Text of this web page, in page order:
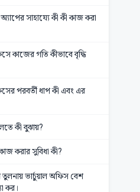
সাহায্যে কী কী কাজ করা
কাজের গতি কীভাবে বৃদ্ধি
পরবর্তী ধাপ কী এবং এর
কী বুঝায়?
করার সুবিধা কী?
ভার্চুয়াল অফিস বেশ
কর।